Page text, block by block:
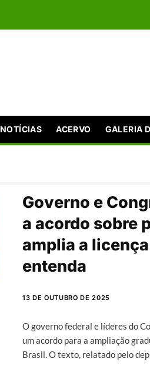
NOTÍCIAS ACERVO GALERIA
Governo e
a acordo sobre
amplia a
entenda
13 DE OUTUBRO DE 2025
O governo federal e líderes do
um acordo para a ampliação
Brasil. O texto, relatado pelo